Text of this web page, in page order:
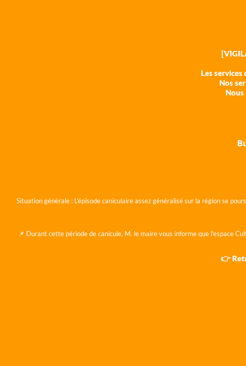
Les services
Nos
Nous
Situation générale : L'épisode caniculaire assez généralisé sur la région se
📌 Durant cette période de canicule, M. le maire vous informe que l'espace
👉